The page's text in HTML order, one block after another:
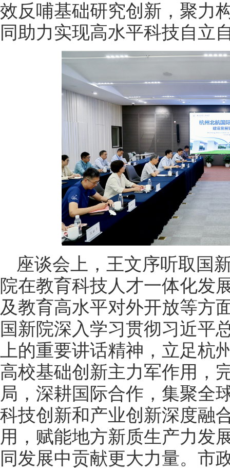
效反哺基础研究创新，聚力
同助力实现高水平科技自立
座谈会上，王文序听取国
院在教育科技人才一体化发
及教育高水平对外开放等方
国新院深入学习贯彻习近平
上的重要讲话精神，立足杭
高校基础创新主力军作用，
局，深耕国际合作，集聚全
科技创新和产业创新深度融
用，赋能地方新质生产力发
同发展中贡献更大力量。市